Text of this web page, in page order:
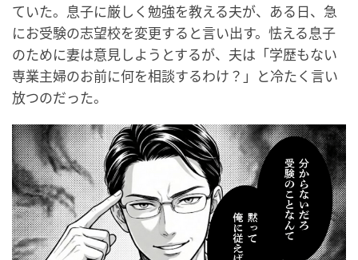
ていた。息子に厳しく勉強を教える夫が、ある日、急
にお受験の志望校を変更すると言い出す。怯える息子
のために妻は意見しようとするが、夫は「学歴もない
専業主婦のお前に何を相談するわけ？」と冷たく言い
放つのだった。